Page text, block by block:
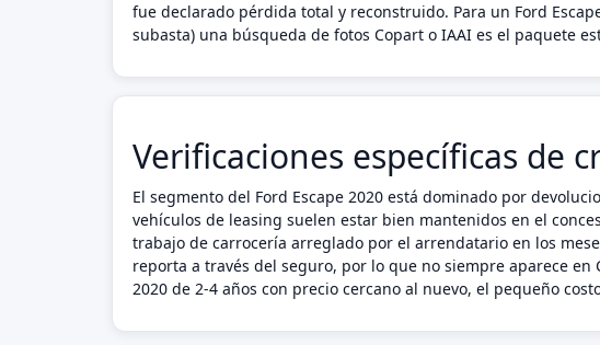
fue declarado pérdida total y reconstruido. Para un Ford
subasta) una búsqueda de fotos Copart o IAAI es el paquete
Verificaciones específicas de
El segmento del Ford Escape 2020 está dominado por
vehículos de leasing suelen estar bien mantenidos en el
trabajo de carrocería arreglado por el arrendatario en los
reporta a través del seguro, por lo que no siempre aparece en
2020 de 2-4 años con precio cercano al nuevo, el pequeño